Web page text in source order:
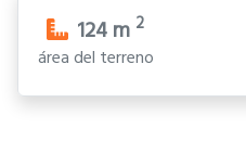
124m 2
área del terreno